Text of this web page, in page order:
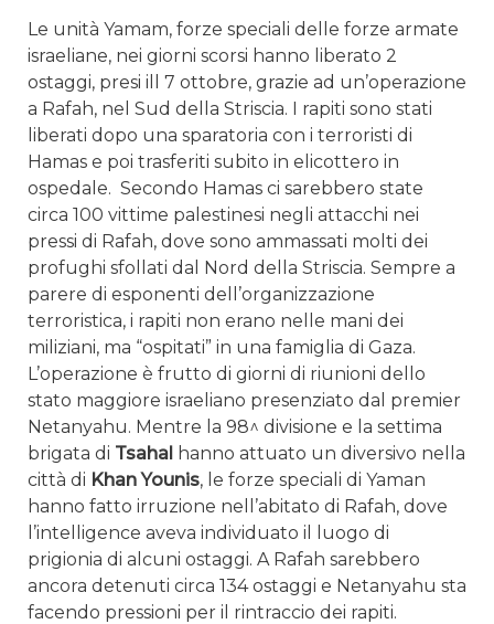
Le unità Yamam, forze speciali delle forze armate
israeliane, nei giorni scorsi hanno liberato 2
ostaggi, presi ill 7 ottobre, grazie ad un’operazione
a Rafah, nel Sud della Striscia. I rapiti sono stati
liberati dopo una sparatoria con i terroristi di
Hamas e poi trasferiti subito in elicottero in
ospedale. Secondo Hamas ci sarebbero state
circa 100 vittime palestinesi negli attacchi nei
pressi di Rafah, dove sono ammassati molti dei
profughi sfollati dal Nord della Striscia. Sempre a
parere di esponenti dell’organizzazione
terroristica, i rapiti non erano nelle mani dei
miliziani, ma “ospitati” in una famiglia di Gaza.
L’operazione è frutto di giorni di riunioni dello
stato maggiore israeliano presenziato dal premier
Netanyahu. Mentre la 98^ divisione e la settima
brigata di Tsahal hanno attuato un diversivo nella
città di Khan Younis, le forze speciali di Yaman
hanno fatto irruzione nell’abitato di Rafah, dove
l’intelligence aveva individuato il luogo di
prigionia di alcuni ostaggi. A Rafah sarebbero
ancora detenuti circa 134 ostaggi e Netanyahu sta
facendo pressioni per il rintraccio dei rapiti.